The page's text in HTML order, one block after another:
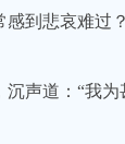
感到悲哀难过
沉声道：“我